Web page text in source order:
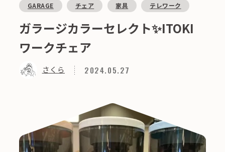
GARAGE チェア 家具 テレワーク
ガラージカラーセレクト✨ITOKI
ワークチェア
さくら 2024.05.27